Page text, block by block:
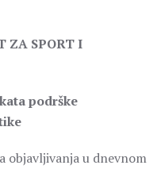
ZA SPORT I
podrške
objavljivanja u dnevnom